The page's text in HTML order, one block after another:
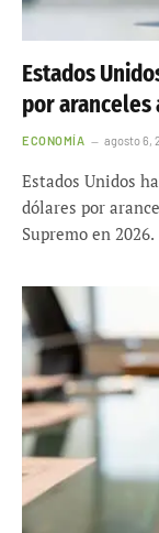
Estados
por aranceles
ECONOMÍA agosto 6,
Estados Unidos
dólares por
Supremo en 2026.